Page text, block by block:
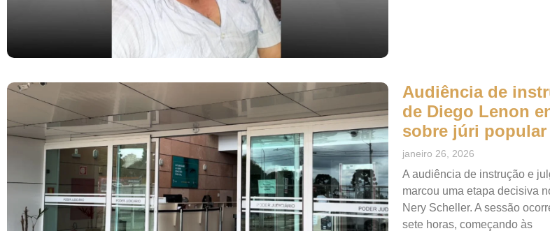
Audiência de
de Diego Lenon
sobre júri popular
janeiro 26, 2026
A audiência de instrução e
marcou uma etapa decisiva
Nery Scheller. A sessão
sete horas, começando às